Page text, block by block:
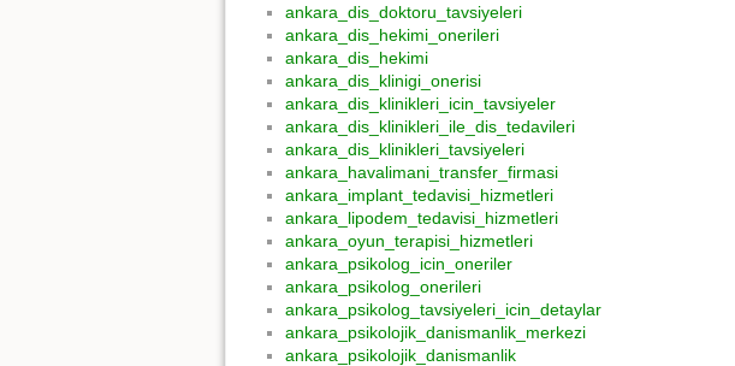
ankara_dis_doktoru_tavsiyeleri
ankara_dis_hekimi_onerileri
ankara_dis_hekimi
ankara_dis_klinigi_onerisi
ankara_dis_klinikleri_icin_tavsiyeler
ankara_dis_klinikleri_ile_dis_tedavileri
ankara_dis_klinikleri_tavsiyeleri
ankara_havalimani_transfer_firmasi
ankara_implant_tedavisi_hizmetleri
ankara_lipodem_tedavisi_hizmetleri
ankara_oyun_terapisi_hizmetleri
ankara_psikolog_icin_oneriler
ankara_psikolog_onerileri
ankara_psikolog_tavsiyeleri_icin_detaylar
ankara_psikolojik_danismanlik_merkezi
ankara_psikolojik_danismanlik